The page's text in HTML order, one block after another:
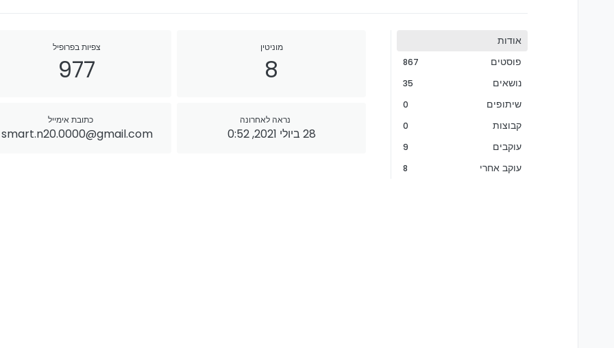
אודות
פוסטים
867
נושאים 35
שיתופים 0
קבוצות 0
עוקבים 9
עוקב אחרי 8
מוניטין
8
צפיות בפרופיל
977
נראה לאחרונה
28 ביולי 2021, 0:52
כתובת אימייל
smart.n20.0000@gmail.com